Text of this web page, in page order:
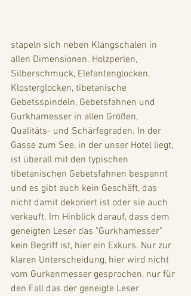
stapeln sich neben Klangschalen in
allen Dimensionen. Holzperlen,
Silberschmuck, Elefantenglocken,
Klosterglocken, tibetanische
Gebetsspindeln, Gebetsfahnen und
Gurkhamesser in allen Größen,
Qualitäts- und Schärfegraden. In der
Gasse zum See, in der unser Hotel liegt,
ist überall mit den typischen
tibetanischen Gebetsfahnen bespannt
und es gibt auch kein Geschäft, das
nicht damit dekoriert ist oder sie auch
verkauft. Im Hinblick darauf, dass dem
geneigten Leser das "Gurkhamesser"
kein Begriff ist, hier ein Exkurs. Nur zur
klaren Unterscheidung, hier wird nicht
vom Gurkenmesser gesprochen, nur für
den Fall das der geneigte Leser